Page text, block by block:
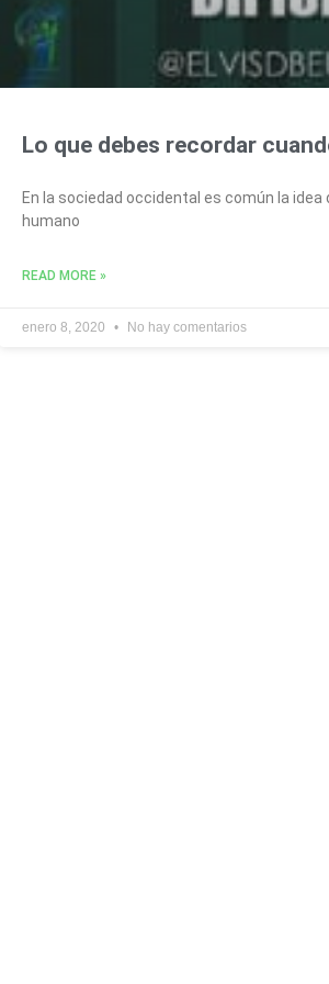
Lo que debes recordar
En la sociedad occidental es común la
humano
READ MORE »
enero 8, 2020 No hay comentarios